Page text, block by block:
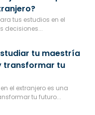
tus estudios en el
decisiones...
tu maestría
transformar tu
el extranjero es una
tu futuro...